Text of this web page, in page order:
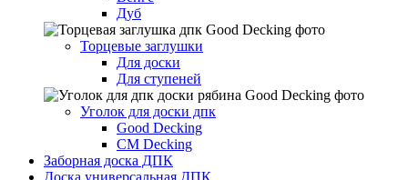
Дуб
Торцевые заглушки
Для доски
Для ступеней
Уголок для доски дпк
Good Decking
CM Decking
Заборная доска ДПК
Доска универсальная ДПК